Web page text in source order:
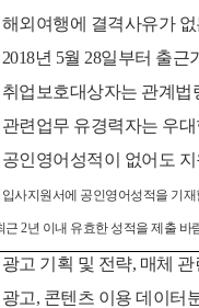
해외여행에 결격사유가
2018년 5월 28일부터 출근
취업보호대상자는 관계법
관련업무 유경력자는 우대
공인영어성적이 없어도
사지원서에 공인영어성적을 기
근 2년 이내 유효한 성적을 제출 바
광고 기획 및 전략, 매체
광고, 콘텐츠 이용 데이터